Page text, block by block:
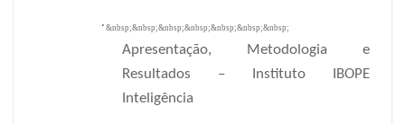
· &nbsp;&nbsp;&nbsp;&nbsp;&nbsp;&nbsp;&nbsp;
Apresentação, Metodologia e
Resultados – Instituto IBOPE
Inteligência